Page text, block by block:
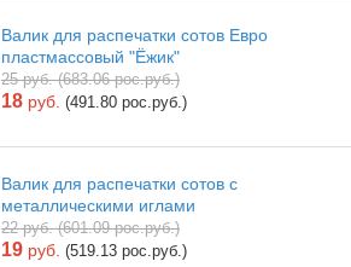
Валик для распечатки сотов Евро
пластмассовый "Ёжик"
25 руб. (683.06 рос.руб.)
18 руб. (491.80 рос.руб.)
Валик для распечатки сотов с
металлическими иглами
22 руб. (601.09 рос.руб.)
19 руб. (519.13 рос.руб.)